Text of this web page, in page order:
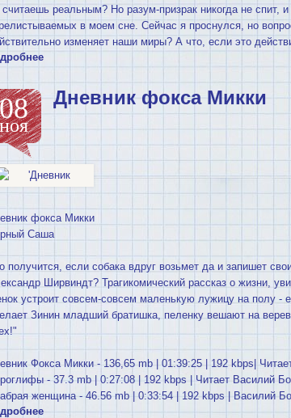
реальным? Но разум-призрак никогда не спит,
в моем сне. Сейчас я проснулся, но
изменяет наши миры? А что, если это
08
ноя
Дневник фокса Микки
фокса Микки
Саша
получится, если собака вдруг возьмет да и запишет
Ширвиндт? Трагикомический рассказ о жизни,
устроит совсем-совсем маленькую лужицу на полу -
Зинин младший братишка, пеленку вешают на
Фокса Микки - 136,65 mb | 01:39:25 | 192 kbps|
- 37.3 mb | 0:27:08 | 192 kbps | Читает Василий
женщина - 46.56 mb | 0:33:54 | 192 kbps | Василий